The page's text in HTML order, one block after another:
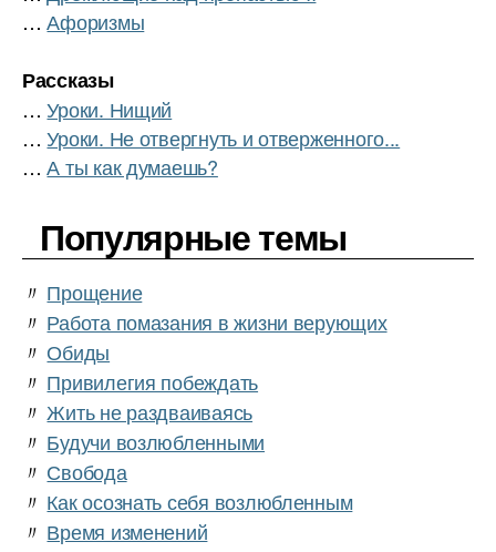
…Афоризмы
Рассказы
…Уроки. Нищий
…Уроки. Не отвергнуть и отверженного...
…А ты как думаешь?
Популярные темы
〃 Прощение
〃 Работа помазания в жизни верующих
〃 Обиды
〃 Привилегия побеждать
〃 Жить не раздваиваясь
〃 Будучи возлюбленными
〃 Свобода
〃 Как осознать себя возлюбленным
〃 Время изменений